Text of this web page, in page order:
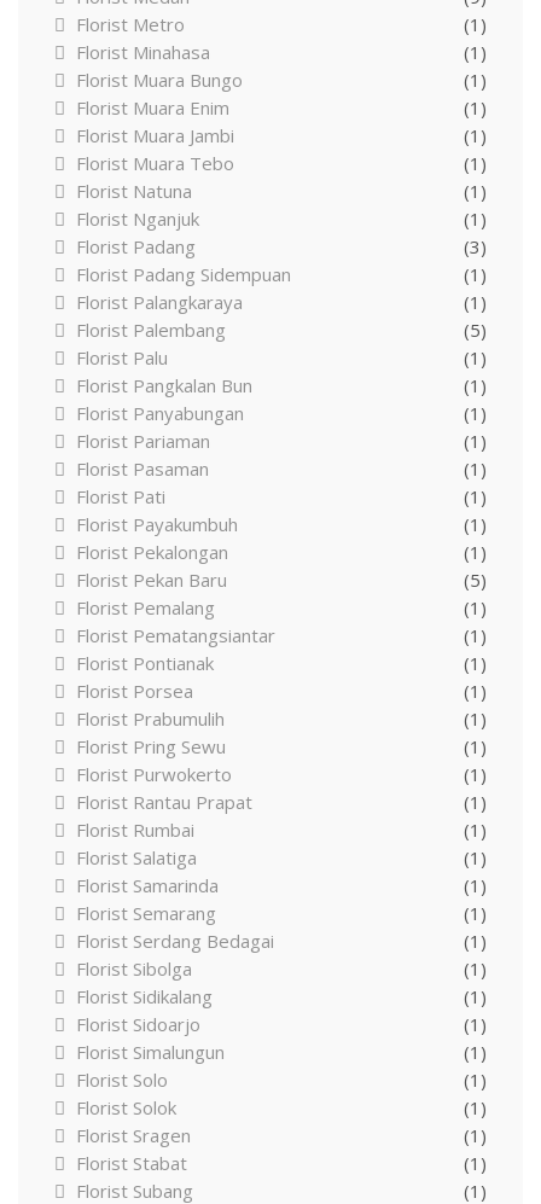
Florist Metro
(1)
Florist Minahasa
(1)
Florist Muara Bungo
(1)
Florist Muara Enim
(1)
Florist Muara Jambi
(1)
Florist Muara Tebo
(1)
Florist Natuna
(1)
Florist Nganjuk
(1)
Florist Padang
(3)
Florist Padang Sidempuan
(1)
Florist Palangkaraya
(1)
Florist Palembang
(5)
Florist Palu
(1)
Florist Pangkalan Bun
(1)
Florist Panyabungan
(1)
Florist Pariaman
(1)
Florist Pasaman
(1)
Florist Pati
(1)
Florist Payakumbuh
(1)
Florist Pekalongan
(1)
Florist Pekan Baru
(5)
Florist Pemalang
(1)
Florist Pematangsiantar
(1)
Florist Pontianak
(1)
Florist Porsea
(1)
Florist Prabumulih
(1)
Florist Pring Sewu
(1)
Florist Purwokerto
(1)
Florist Rantau Prapat
(1)
Florist Rumbai
(1)
Florist Salatiga
(1)
Florist Samarinda
(1)
Florist Semarang
(1)
Florist Serdang Bedagai
(1)
Florist Sibolga
(1)
Florist Sidikalang
(1)
Florist Sidoarjo
(1)
Florist Simalungun
(1)
Florist Solo
(1)
Florist Solok
(1)
Florist Sragen
(1)
Florist Stabat
(1)
Florist Subang
(1)